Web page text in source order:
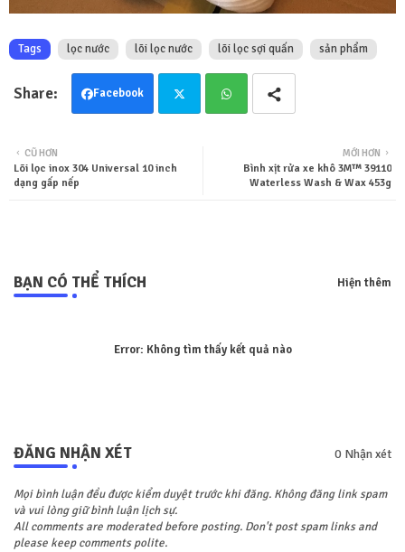
Tags lọc nước lõi lọc nước lõi lọc sợi quấn sản phẩm
Facebook
ter
MỚI HƠN
Bình xịt rửa xe khô 3M™ 39110
Waterless Wash & Wax 453g
CŨ HƠN
Lõi lọc inox 304 Universal 10 inch
dạng gấp nếp
BẠN CÓ THỂ THÍCH Hiện thêm
Error: Không tìm thấy kết quả nào
ĐĂNG NHẬN XÉT 0 Nhận xét
Mọi bình luận đều được kiểm duyệt trước khi đăng. Không đăng link spam
và vui lòng giữ bình luận lịch sự.
All comments are moderated before posting. Don't post spam links and
please keep comments polite.